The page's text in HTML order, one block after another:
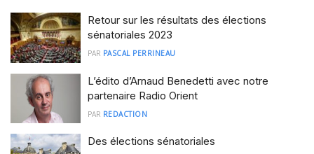
Retour sur les résultats des élections
sénatoriales 2023
PAR PASCAL PERRINEAU
L’édito d’Arnaud Benedetti avec notre
partenaire Radio Orient
PAR REDACTION
Des élections sénatoriales